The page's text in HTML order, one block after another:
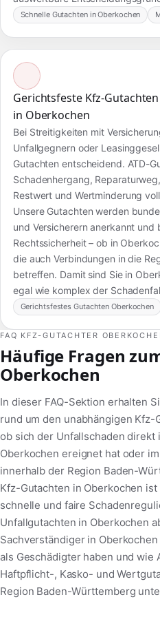
Schnelle Gutachten in Oberkochen
Gerichtsfeste Kfz-
in Oberkochen
Bei Streitigkeiten mit
Unfallgegnern oder
Gutachten entscheidend. ATD-
Schadenhergang,
Restwert und Wertminderung
Unsere Gutachten werden
und Versicherern anerkannt und
Rechtssicherheit – ob in
die auch Verbindungen in die
betreffen. Damit sind Sie in
egal wie komplex der
Gerichtsfestes Gutachten Oberkochen
FAQ KFZ-GUTACHTER
Häufige Fragen
Oberkochen
In dieser FAQ-Sektion erhalten
rund um den unabhängigen Kfz-
ob sich der Unfallschaden direkt
Oberkochen ereignet hat oder
innerhalb der Region Baden-
Kfz-Gutachten in Oberkochen
schnelle und faire
Unfallgutachten in Oberkochen
Sachverständiger in
als Geschädigter haben und wie
Haftpflicht-, Kasko- und
Region Baden-Württemberg